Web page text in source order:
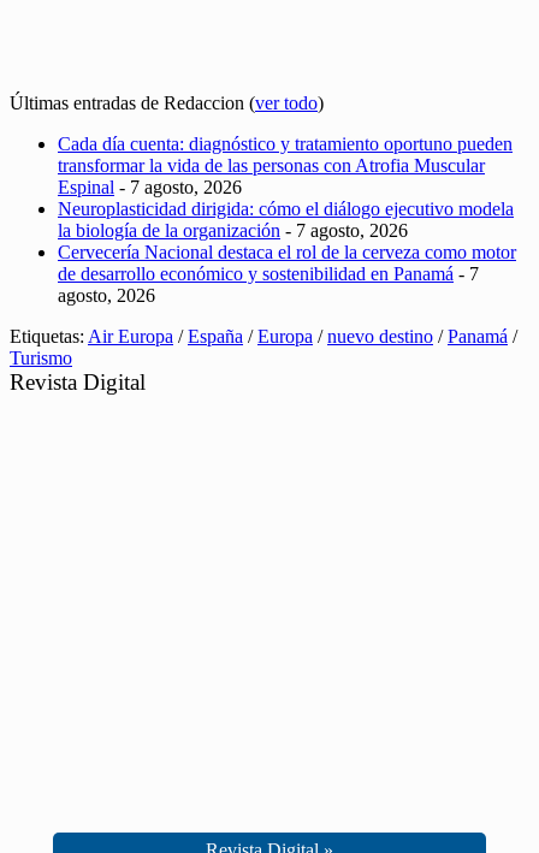
Últimas entradas de Redaccion (ver todo)
Cada día cuenta: diagnóstico y tratamiento oportuno pueden
transformar la vida de las personas con Atrofia Muscular
Espinal - 7 agosto, 2026
Neuroplasticidad dirigida: cómo el diálogo ejecutivo modela
la biología de la organización - 7 agosto, 2026
Cervecería Nacional destaca el rol de la cerveza como motor
de desarrollo económico y sostenibilidad en Panamá - 7
agosto, 2026
Etiquetas: Air Europa /España /Europa /nuevo destino /Panamá /
Turismo
Revista Digital